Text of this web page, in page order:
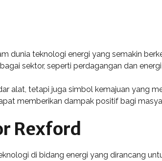
dunia teknologi energi yang semakin
sektor, seperti perdagangan dan
alat, tetapi juga simbol kemajuan yang
memberikan dampak positif bagi
Rexford
di bidang energi yang dirancang